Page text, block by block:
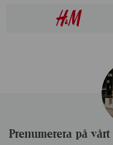
Prenumerera på